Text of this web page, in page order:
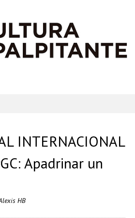
INTERNACIONAL
Apadrinar un
HB